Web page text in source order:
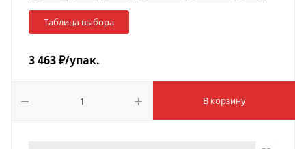
Таблица выбора
3 463₽/упак.
В корзину